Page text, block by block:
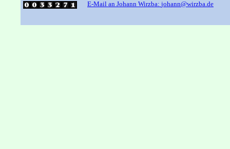
E-Mail an Johann Wirzba: johann@wirzba.de